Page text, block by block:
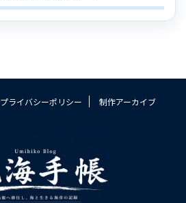
プライバシーポリシー 制作アーカイブ